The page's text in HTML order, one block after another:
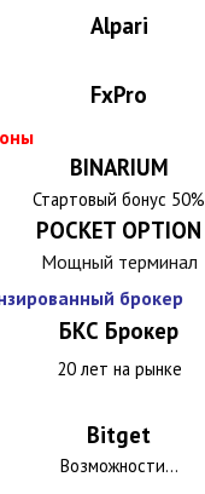
Alpari
FxPro
BINARIUM
Стартовый бонус 50%
POCKET OPTION
Мощный терминал
брокер
БКС Брокер
20 лет на рынке
Bitget
Возможности...